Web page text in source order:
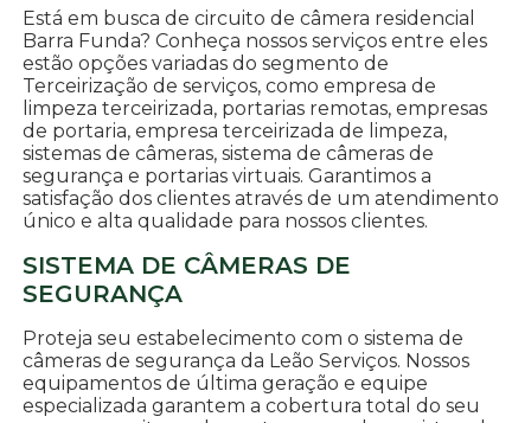
Está em busca de circuito de câmera residencial
Barra Funda? Conheça nossos serviços entre eles
estão opções variadas do segmento de
Terceirização de serviços, como empresa de
limpeza terceirizada, portarias remotas, empresas
de portaria, empresa terceirizada de limpeza,
sistemas de câmeras, sistema de câmeras de
segurança e portarias virtuais. Garantimos a
satisfação dos clientes através de um atendimento
único e alta qualidade para nossos clientes.
SISTEMA DE CÂMERAS DE
SEGURANÇA
Proteja seu estabelecimento com o sistema de
câmeras de segurança da Leão Serviços. Nossos
equipamentos de última geração e equipe
especializada garantem a cobertura total do seu